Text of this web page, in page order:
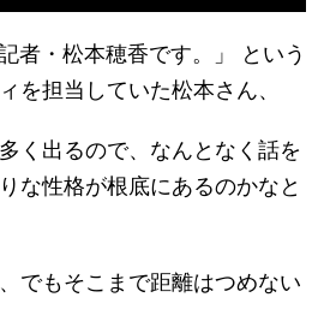
者・松本穂香です。」 という
を担当していた松本さん、
く出るので、なんとなく話を
な性格が根底にあるのかなと
でもそこまで距離はつめない